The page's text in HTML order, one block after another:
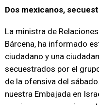
Dos mexicanos,
La ministra de
Bárcena, ha informado
ciudadano y una
secuestrados por el
de la ofensiva del
nuestra Embajada en